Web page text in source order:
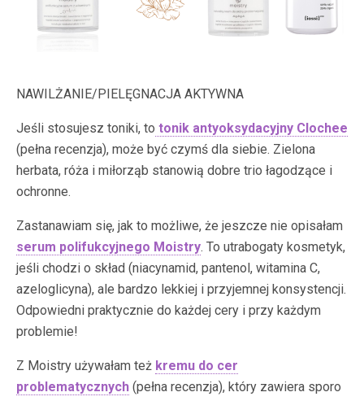
NAWILŻANIE/PIELĘGNACJA AKTYWNA
Jeśli stosujesz toniki, to tonik antyoksydacyjny Clochee
(pełna recenzja), może być czymś dla siebie. Zielona
herbata, róża i miłorząb stanowią dobre trio łagodzące i
ochronne.
Zastanawiam się, jak to możliwe, że jeszcze nie opisałam
serum polifukcyjnego Moistry. To utrabogaty kosmetyk,
jeśli chodzi o skład (niacynamid, pantenol, witamina C,
azeloglicyna), ale bardzo lekkiej i przyjemnej konsystencji.
Odpowiedni praktycznie do każdej cery i przy każdym
problemie!
Z Moistry używałam też kremu do cer
problematycznych (pełna recenzja), który zawiera sporo